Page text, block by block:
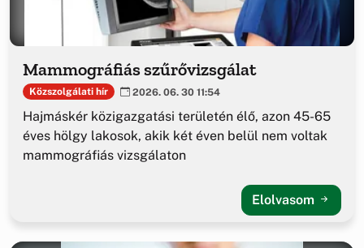
Mammográfiás szűrővizsgálat
Közszolgálati hír 2026. 06. 30 11:54
Hajmáskér közigazgatási területén élő, azon 45-65
éves hölgy lakosok, akik két éven belül nem voltak
mammográfiás vizsgálaton
Elolvasom